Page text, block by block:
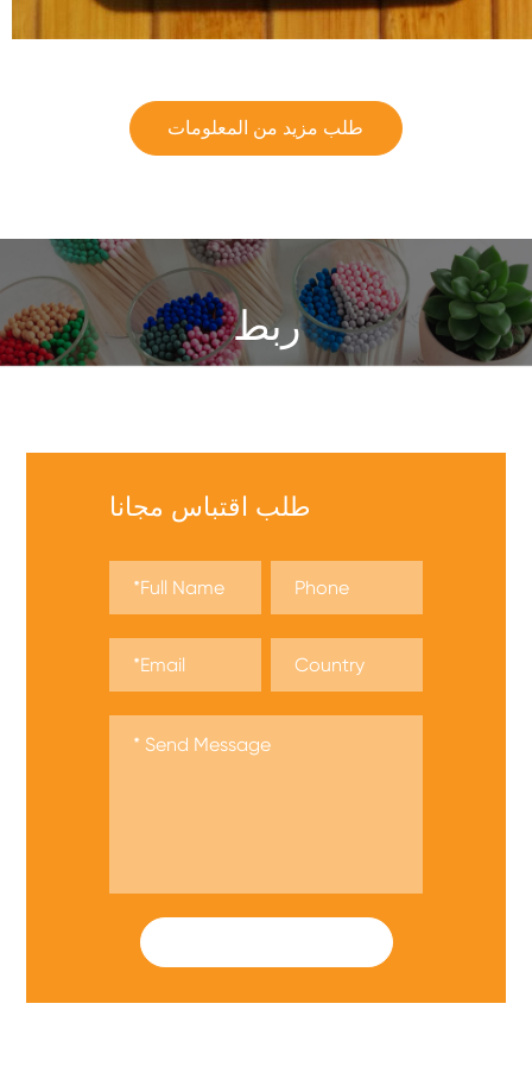
طلب مزيد من المعلومات
ربط
طلب اقتباس مجانا